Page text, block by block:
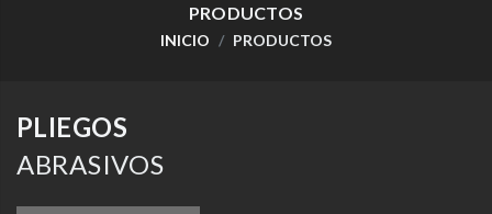
PRODUCTOS
INICIO PRODUCTOS
PLIEGOS
ABRASIVOS